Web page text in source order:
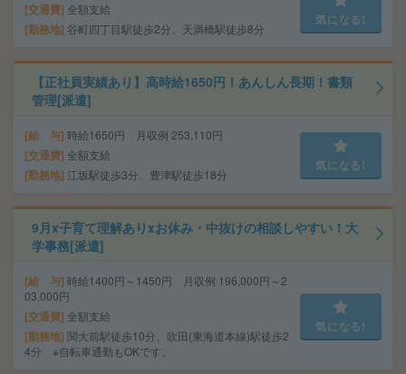
交通費 全額支給
勤務地 谷町四丁目駅徒歩2分、天満橋駅徒歩8分
気になる!
【正社員実績あり】高時給1650円！あんしん長期！書類
管理[派遣]
給 与 時給1650円 月収例 253,110円
交通費 全額支給
勤務地 江坂駅徒歩3分、豊津駅徒歩18分
気になる!
9月x子育て理解ありxお休み・中抜けの相談しやすい！大
学事務[派遣]
給 与 時給1400円～1450円 月収例 196,000円～2
03,000円
交通費 全額支給
勤務地 関大前駅徒歩10分、吹田(東海道本線)駅徒歩2
4分 ※自転車通勤もOKです。
気になる!